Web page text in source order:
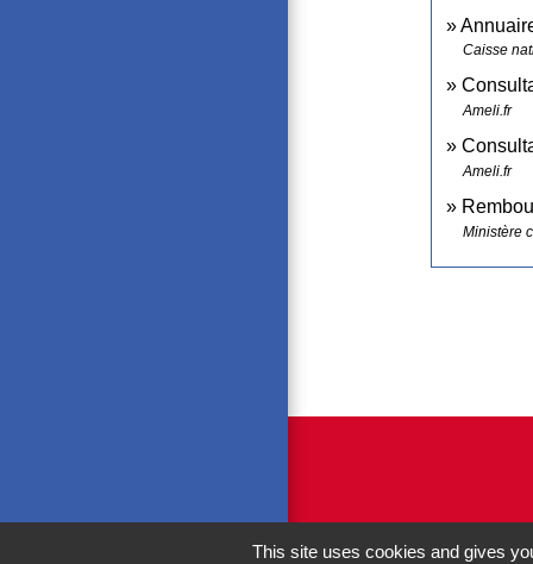
Caisse
Ameli.fr
Ameli.fr
Ministère
This site uses cookies and gives